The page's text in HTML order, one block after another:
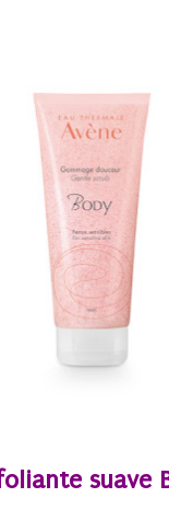
suave